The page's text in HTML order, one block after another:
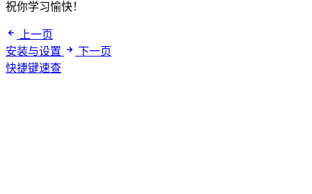
祝你学习愉快！
上一页
安装与设置
下一页
快捷键速查